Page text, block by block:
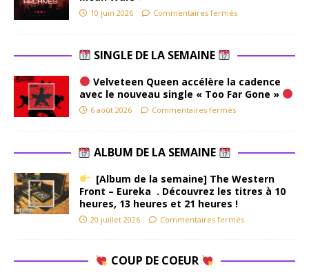
10 juin 2026 Commentaires fermés
SINGLE DE LA SEMAINE
Velveteen Queen accélère la cadence
avec le nouveau single « Too Far Gone »
6 août 2026 Commentaires fermés
ALBUM DE LA SEMAINE
[Album de la semaine] The Western
Front – Eureka . Découvrez les titres à 10
heures, 13 heures et 21 heures !
20 juillet 2026 Commentaires fermés
COUP DE COEUR